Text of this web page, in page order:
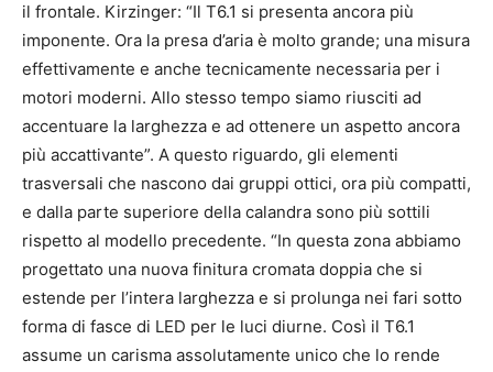
il frontale. Kirzinger: “Il T6.1 si presenta ancora più
imponente. Ora la presa d’aria è molto grande; una misura
effettivamente e anche tecnicamente necessaria per i
motori moderni. Allo stesso tempo siamo riusciti ad
accentuare la larghezza e ad ottenere un aspetto ancora
più accattivante”. A questo riguardo, gli elementi
trasversali che nascono dai gruppi ottici, ora più compatti,
e dalla parte superiore della calandra sono più sottili
rispetto al modello precedente. “In questa zona abbiamo
progettato una nuova finitura cromata doppia che si
estende per l’intera larghezza e si prolunga nei fari sotto
forma di fasce di LED per le luci diurne. Così il T6.1
assume un carisma assolutamente unico che lo rende